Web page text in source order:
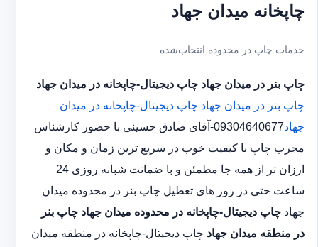
چاپخانه میدان جهاد
خدمات چاپ در محدوده انتخاب‌شده
چاپ بنر در میدان جهاد چاپ دیجیتال-چاپخانه در میدان جهاد
چاپ بنر در میدان جهاد چاپ دیجیتال-چاپخانه در میدان
جهاد
09304640677-آقای صادق حسینی با حضور کارشناس
مجرب چاپ با کیفیت خوب در سریع ترین زمان و مکان و
ارزان تر از همه جا مطمئن و با ضمانت شبانه روزی 24
ساعت حتی در روز های تعطیل چاپ بنر در محدوده میدان
جهاد چاپ دیجیتال-چاپخانه در محدوده میدان جهاد چاپ بنر
در منطقه میدان جهاد چاپ دیجیتال-چاپخانه در منطقه میدان